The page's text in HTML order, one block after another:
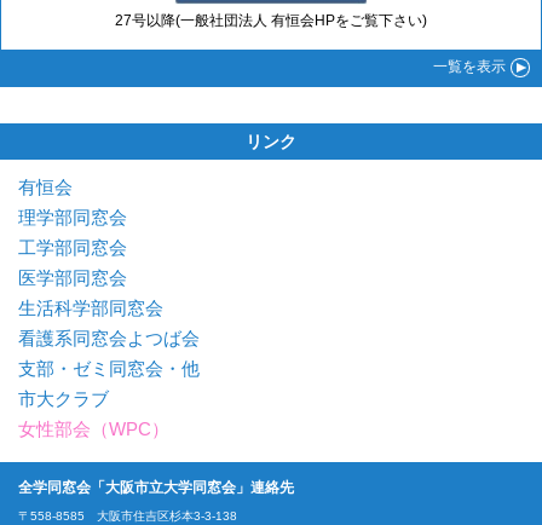
27号以降(一般社団法人 有恒会HPをご覧下さい)
一覧を表示
リンク
有恒会
理学部同窓会
工学部同窓会
医学部同窓会
生活科学部同窓会
看護系同窓会よつば会
支部・ゼミ同窓会・他
市大クラブ
女性部会（WPC）
全学同窓会「大阪市立大学同窓会」連絡先
〒558-8585 大阪市住吉区杉本3-3-138